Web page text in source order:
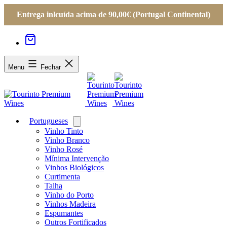
Entrega inlcuída acima de 90,00€ (Portugal Continental)
Menu Fechar
Portugueses
menu
Vinho Tinto
Vinho Branco
Vinho Rosé
Mínima Intervenção
Vinhos Biológicos
Curtimenta
Talha
Vinho do Porto
Vinhos Madeira
Espumantes
Outros Fortificados